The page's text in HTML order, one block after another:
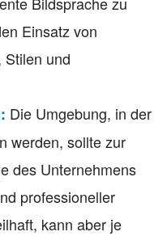
Einsatz von
Stilen und
Die Umgebung, in der
werden, sollte zur
des Unternehmens
professioneller
kann aber je